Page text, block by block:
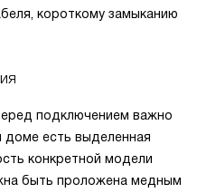
короткому замыканию
подключением важно
доме есть выделенная
конкретной модели
быть проложена медным